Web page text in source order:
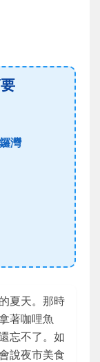
灣
夏天。那時
著咖哩魚
忘不了。如
說夜市美食